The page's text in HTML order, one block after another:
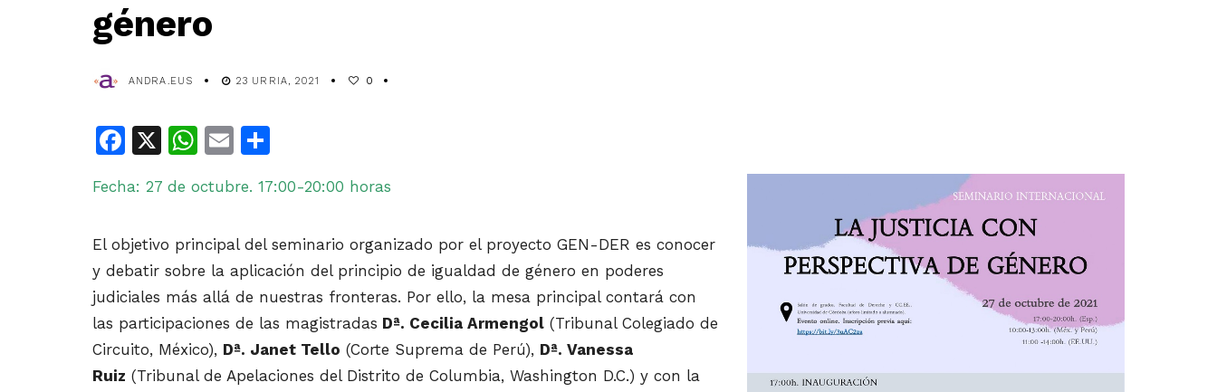
género
ANDRA.EUS 23 URRIA, 2021 0
Facebook
X WhatsApp
Email
Fecha: 27 de octubre. 17:00-20:00 horas
El objetivo principal del seminario organizado por el proyecto GEN-DER es conocer
y debatir sobre la aplicación del principio de igualdad de género en poderes
judiciales más allá de nuestras fronteras. Por ello, la mesa principal contará con
las participaciones de las magistradas Dª. Cecilia Armengol (Tribunal Colegiado de
Circuito, México), Dª. Janet Tello (Corte Suprema de Perú), Dª. Vanessa
Ruiz (Tribunal de Apelaciones del Distrito de Columbia, Washington D.C.) y con la